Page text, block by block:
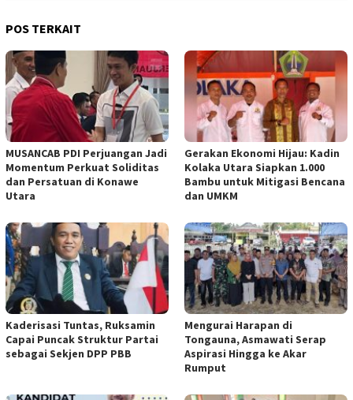
POS TERKAIT
MUSANCAB PDI Perjuangan Jadi
Momentum Perkuat Soliditas
dan Persatuan di Konawe
Utara
Gerakan Ekonomi Hijau: Kadin
Kolaka Utara Siapkan 1.000
Bambu untuk Mitigasi Bencana
dan UMKM
Kaderisasi Tuntas, Ruksamin
Capai Puncak Struktur Partai
sebagai Sekjen DPP PBB
Mengurai Harapan di
Tongauna, Asmawati Serap
Aspirasi Hingga ke Akar
Rumput